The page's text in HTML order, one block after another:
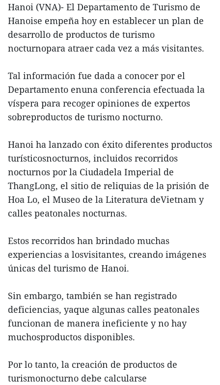
Hanoi (VNA)- El Departamento de Turismo de
Hanoise empeña hoy en establecer un plan de
desarrollo de productos de turismo
nocturnopara atraer cada vez a más visitantes.
Tal información fue dada a conocer por el
Departamento enuna conferencia efectuada la
víspera para recoger opiniones de expertos
sobreproductos de turismo nocturno.
Hanoi ha lanzado con éxito diferentes productos
turísticosnocturnos, incluidos recorridos
nocturnos por la Ciudadela Imperial de
ThangLong, el sitio de reliquias de la prisión de
Hoa Lo, el Museo de la Literatura deVietnam y
calles peatonales nocturnas.
Estos recorridos han brindado muchas
experiencias a losvisitantes, creando imágenes
únicas del turismo de Hanoi.
Sin embargo, también se han registrado
deficiencias, yaque algunas calles peatonales
funcionan de manera ineficiente y no hay
muchosproductos disponibles.
Por lo tanto, la creación de productos de
turismonocturno debe calcularse